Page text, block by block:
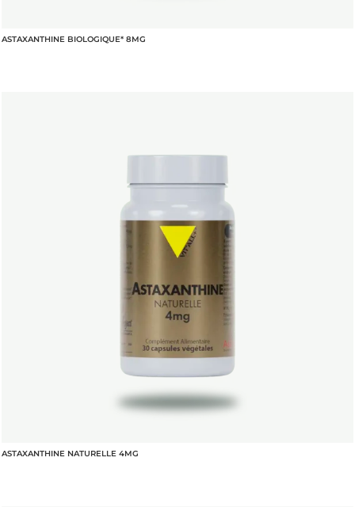
ASTAXANTHINE BIOLOGIQUE* 8MG
ASTAXANTHINE NATURELLE 4MG